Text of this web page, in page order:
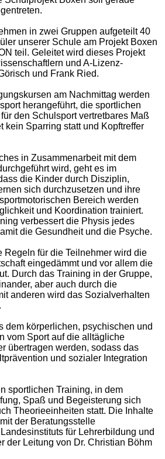
in zwei Gruppen aufgeteilt 40
unserer Schule am Projekt Boxen
teil. Geleitet wird dieses Projekt
und A-Lizenz-
und Frank Ried.
am Nachmittag werden
herangeführt, die sportlichen
den Schulsport vertretbares Maß
kein Sparring statt und Kopftreffer
in Zusammenarbeit mit dem
wird, geht es im
die Kinder durch Disziplin,
sich durchzusetzen und ihre
Bereich werden
und Koordination trainiert.
verbessert die Physis jedes
die Gesundheit und die Psyche.
Regeln für die Teilnehmer wird die
eingedämmt und vor allem die
Durch das Training in der Gruppe,
aber auch durch die
anderen wird das Sozialverhalten
dem körperlichen, psychischen und
vom Sport auf die alltägliche
übertragen werden, sodass das
und sozialer Integration
sportlichen Training, in dem
Spaß und Begeisterung sich
Theorieeinheiten statt. Die Inhalte
der Beratungsstelle
für Lehrerbildung und
der Leitung von Dr. Christian Böhm